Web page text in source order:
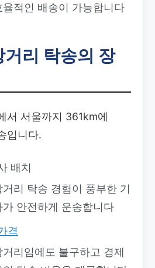
율적인 배송이 가능합니다
리 탁송의 장
서 서울까지 361km에
입니다.
배치
거리 탁송 경험이 풍부한 기
가 안전하게 운송합니다
격
거리임에도 불구하고 경제